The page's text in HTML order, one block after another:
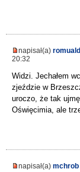
napisał(a)
20:32
Widzi. Jechałem
zjeździe w
uroczo, że tak
Oświęcimia, ale
napisał(a) mchrob